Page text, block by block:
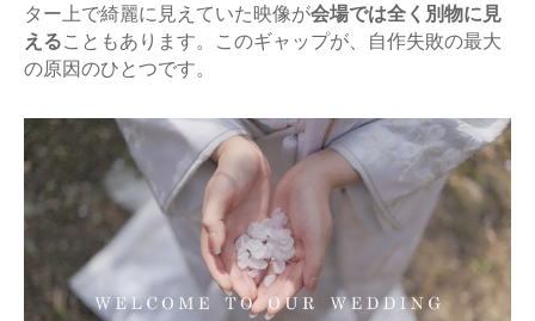
ター上で綺麗に見えていた映像が会場では全く別物に見
えることもあります。このギャップが、自作失敗の最大
の原因のひとつです。